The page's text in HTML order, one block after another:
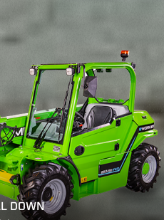
DOWN